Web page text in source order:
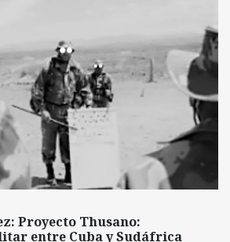
Proyecto Thusano:
entre Cuba y Sudáfrica